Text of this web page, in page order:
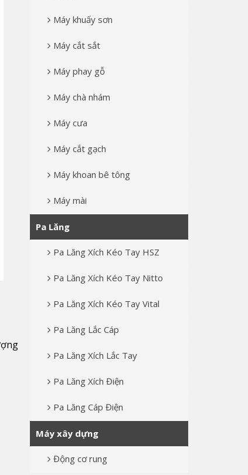
Máy khuấy sơn
Máy cắt sắt
Máy phay gỗ
Máy chà nhám
Máy cưa
Máy cắt gạch
Máy khoan bê tông
Máy mài
Pa Lăng
Pa Lăng Xích Kéo Tay HSZ
Pa Lăng Xích Kéo Tay Nitto
Pa Lăng Xích Kéo Tay Vital
Pa Lăng Lắc Cáp
Pa Lăng Xích Lắc Tay
Pa Lăng Xích Điện
Pa Lăng Cáp Điện
Máy xây dựng
Động cơ rung